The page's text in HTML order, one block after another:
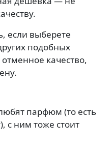
если выберете
подобных
качество,
парфюм (то есть
с ним тоже стоит